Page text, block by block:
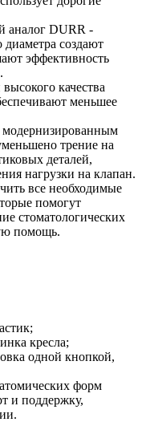
аналог DURR -
создают
эффективность
качества
меньшее
трение на
деталей,
нагрузки на клапан.
все необходимые
помогут
стоматологических
помощь.
кресла;
одной кнопкой,
форм
и поддержку,